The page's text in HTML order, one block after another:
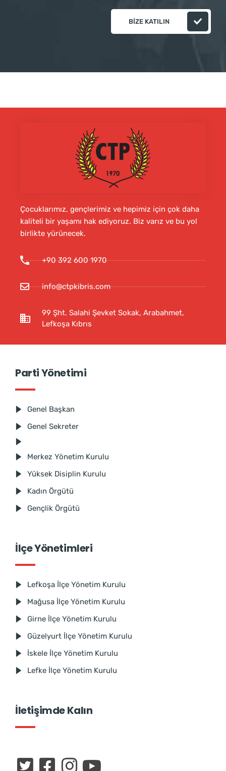
BIZE KATILIN
Çocuklarımız, gençlerimiz ve hepimiz için çok daha
kaliteli bir yaşamı hak ediyoruz. Biz varız ve bu yol
birlikte yürünecek.
+90 392 600 1970
info@ctpkibris.com
99 Şht. Salahi Şevket Sokak, Arabahmet,
Lefkoşa Kıbrıs
Parti Yönetimi
Genel Başkan
Genel Sekreter
Merkez Yönetim Kurulu
Yüksek Disiplin Kurulu
Kadın Örgütü
Gençlik Örgütü
İlçe Yönetimleri
Lefkoşa İlçe Yönetim Kurulu
Mağusa İlçe Yönetim Kurulu
Girne İlçe Yönetim Kurulu
Güzelyurt İlçe Yönetim Kurulu
İskele İlçe Yönetim Kurulu
Lefke İlçe Yönetim Kurulu
İletişimde Kalın